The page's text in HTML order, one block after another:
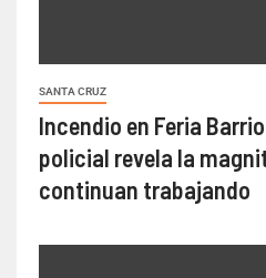
SANTA CRUZ
Incendio en Feria
policial revela la
continuan trabajando